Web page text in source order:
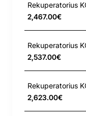
2,467.00€
2,537.00€
2,623.00€